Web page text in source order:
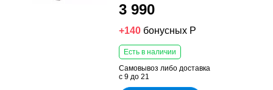
3 990
+140 бонусных Р
Есть в наличии
Самовывоз либо доставка
с 9 до 21